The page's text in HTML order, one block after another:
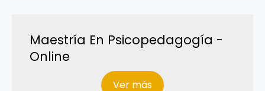
Maestría En Psicopedagogía -
Online
Ver más